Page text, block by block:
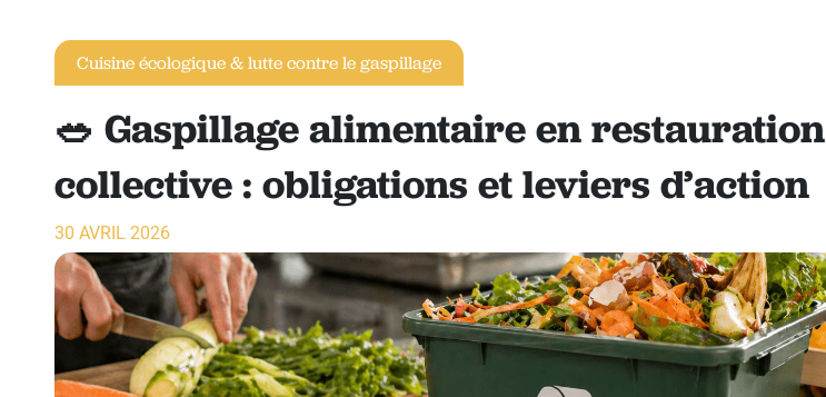
Cuisine écologique & lutte contre le gaspillage
🥗 Gaspillage alimentaire en restauration
collective : obligations et leviers d’action
30 AVRIL 2026